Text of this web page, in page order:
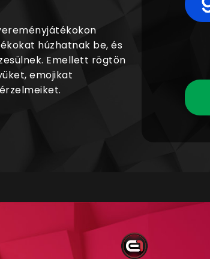
húzhatnak be, és
Emellett rögtön
emojikat